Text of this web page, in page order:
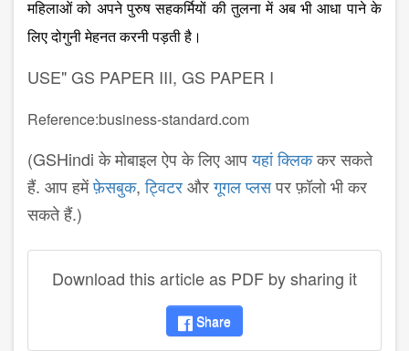
महिलाओं को अपने पुरुष सहकर्मियों की तुलना में अब भी आधा पाने के
लिए दोगुनी मेहनत करनी पड़ती है।
USE" GS PAPER III, GS PAPER I
Reference:business-standard.com
(GSHindi के मोबाइल ऐप के लिए आपयहां क्लिककर सकते
हैं. आप हमेंफ़ेसबुक,ट्विटरऔरगूगल प्लसपर फ़ॉलो भी कर
सकते हैं.)
Download this article as PDF by sharing it
Share